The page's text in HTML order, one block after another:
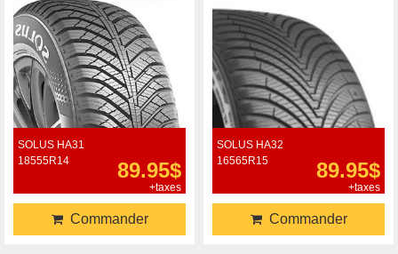
SOLUS HA31
18555R14
89.95$
+taxes
Commander
SOLUS HA32
16565R15
89.95$
+taxes
Commander